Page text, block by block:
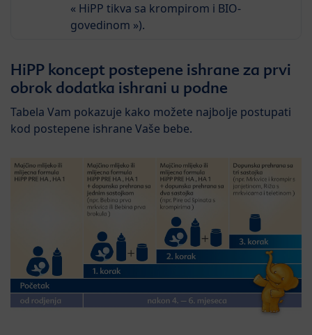
« HiPP tikva sa krompirom i BIO-
govedinom »).
HiPP koncept postepene ishrane za prvi
obrok dodatka ishrani u podne
Tabela Vam pokazuje kako možete najbolje postupati
kod postepene ishrane Vaše bebe.